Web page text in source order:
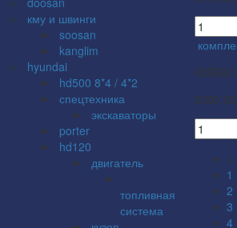
кму и швинги
soosan
kanglim
hyundai
hd500 8*4 / 4*2
спецтехника
экскаваторы
porter
hd120
двигатель
топливная
система
«
1
2
3
4